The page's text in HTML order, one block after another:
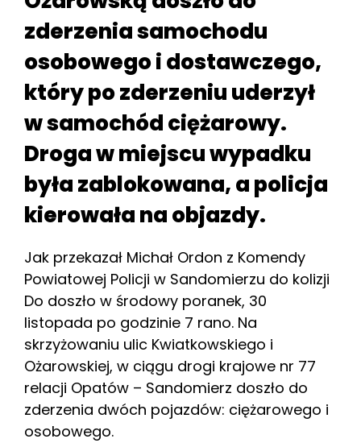
zderzenia samochodu
osobowego i dostawczego,
który po zderzeniu uderzył
w samochód ciężarowy.
Droga w miejscu wypadku
była zablokowana, a policja
kierowała na objazdy.
Jak przekazał Michał Ordon z Komendy
Powiatowej Policji w Sandomierzu do kolizji
Do doszło w środowy poranek, 30
listopada po godzinie 7 rano. Na
skrzyżowaniu ulic Kwiatkowskiego i
Ożarowskiej, w ciągu drogi krajowe nr 77
relacji Opatów – Sandomierz doszło do
zderzenia dwóch pojazdów: ciężarowego i
osobowego.